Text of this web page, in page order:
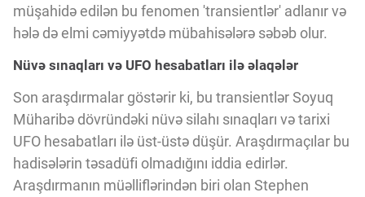
MƏXFİLİK SİYASƏTİ
Haqqımızda
Vizyoner Baxışı
Innovasiya Bələdçisi
müşahidə edilən bu fenomen 'transientlər' adlanır və
hələ də elmi cəmiyyətdə mübahisələrə səbəb olur.
Nüvə sınaqları və UFO hesabatları ilə əlaqələr
Son araşdırmalar göstərir ki, bu transientlər Soyuq
Müharibə dövründəki nüvə silahı sınaqları və tarixi
UFO hesabatları ilə üst-üstə düşür. Araşdırmaçılar bu
hadisələrin təsadüfi olmadığını iddia edirlər.
Araşdırmanın müəlliflərindən biri olan Stephen